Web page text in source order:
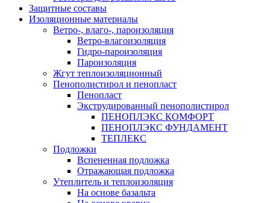
Защитные составы
Изоляционные материалы
Ветро-, влаго-, пароизоляция
Ветро-влагоизоляция
Гидро-пароизоляция
Пароизоляция
Жгут теплоизоляционный
Пенополистирол и пенопласт
Пенопласт
Экструдированный пенополистирол
ПЕНОПЛЭКС КОМФОРТ
ПЕНОПЛЭКС ФУНДАМЕНТ
ТЕПЛЕКС
Подложки
Вспененная подложка
Отражающая подложка
Утеплитель и теплоизоляция
На основе базальта